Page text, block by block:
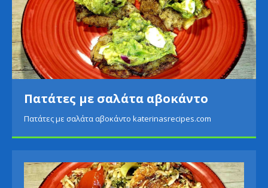
Πατάτες με σαλάτα αβοκάντο
Πατάτες με σαλάτα αβοκάντο katerinasrecipes.com